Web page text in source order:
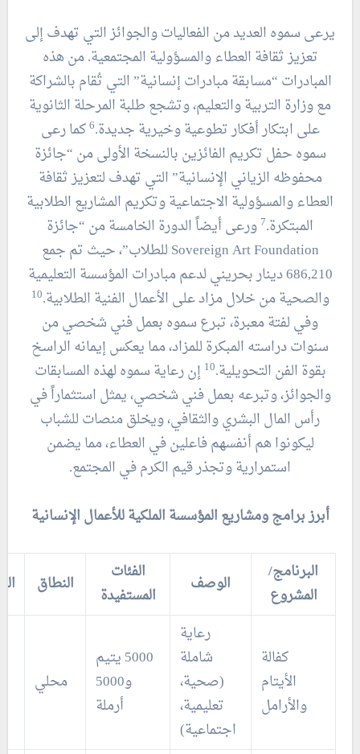
يرعى سموه العديد من الفعاليات والجوائز التي تهدف إلى
تعزيز ثقافة العطاء والمسؤولية المجتمعية. من هذه
المبادرات “مسابقة مبادرات إنسانية” التي تُقام بالشراكة
مع وزارة التربية والتعليم، وتشجع طلبة المرحلة الثانوية
على ابتكار أفكار تطوعية وخيرية جديدة.6كما رعى
سموه حفل تكريم الفائزين بالنسخة الأولى من “جائزة
محفوظه الزياني الإنسانية” التي تهدف لتعزيز ثقافة
العطاء والمسؤولية الاجتماعية وتكريم المشاريع الطلابية
المبتكرة.7 ورعى أيضاً الدورة الخامسة من “جائزة
Sovereign Art Foundation للطلاب”، حيث تم جمع
686,210 دينار بحريني لدعم مبادرات المؤسسة التعليمية
والصحية من خلال مزاد على الأعمال الفنية الطلابية.10
وفي لفتة معبرة، تبرع سموه بعمل فني شخصي من
سنوات دراسته المبكرة للمزاد، مما يعكس إيمانه الراسخ
بقوة الفن التحويلية.10 إن رعاية سموه لهذه المسابقات
والجوائز، وتبرعه بعمل فني شخصي، يمثل استثماراً في
رأس المال البشري والثقافي، ويخلق منصات للشباب
ليكونوا هم أنفسهم فاعلين في العطاء، مما يضمن
استمرارية وتجذر قيم الكرم في المجتمع.
أبرز برامج ومشاريع المؤسسة الملكية للأعمال الإنسانية
البرنامج/
المشروع
الوصف
الفئات
المستفيدة
النطاق
كفالة
الأيتام
والأرامل
رعاية
شاملة
(صحية،
تعليمية،
اجتماعية)
5000 يتيم
و5000
أرملة
محلي